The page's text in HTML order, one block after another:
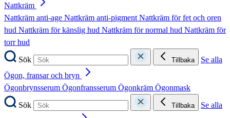
Nattkräm
Nattkräm anti-age Nattkräm anti-pigmentNattkräm för fet och oren
hud Nattkräm för känslig hud Nattkräm för normal hud Nattkräm för
torr hud
Sök
Tillbaka
Se alla
Ögon, fransar och bryn
Ögonbrynsserum Ögonfransserum Ögonkräm Ögonmask
Sök
Tillbaka
Se alla